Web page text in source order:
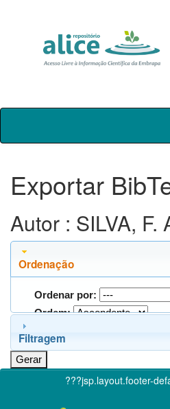
Skip
Exportar
Autor : SILVA, F.
Ordenação
Ordenar por:
Ordem:
Filtragem
???jsp.layout.footer-